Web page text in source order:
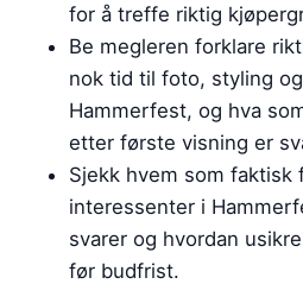
for å treffe riktig
Be megleren forklare
nok tid til foto, styling
Hammerfest, og hva
etter første visning er
Sjekk hvem som faktisk
interessenter i
svarer og hvordan
før budfrist.